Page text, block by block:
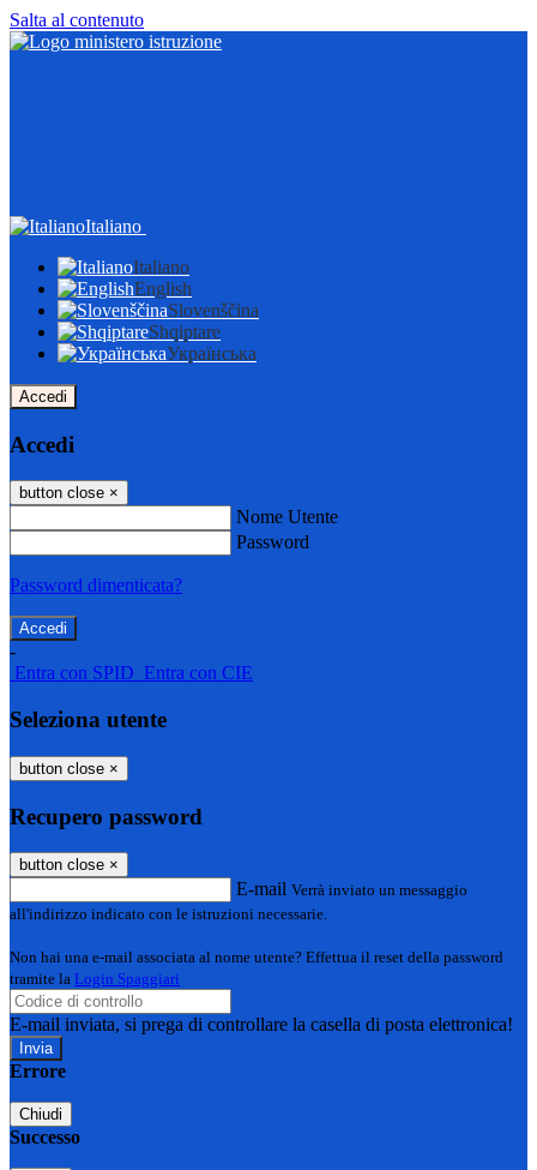
Salta al contenuto
Italiano
Italiano
English
Slovenščina
Shqiptare
Українська
Accedi
Accedi
button close ×
Nome Utente
Password
Password dimenticata?
-
Entra con SPID Entra con CIE
Seleziona utente
button close ×
Recupero password
button close ×
E-mail Verrà inviato un messaggio
all'indirizzo indicato con le istruzioni necessarie.
Non hai una e-mail associata al nome utente? Effettua il reset della password
tramite la Login Spaggiari
E-mail inviata, si prega di controllare la casella di posta elettronica!
Errore
Chiudi
Successo